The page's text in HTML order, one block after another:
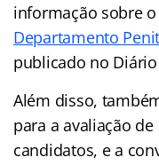
informação sobre
Departamento
publicado no
Além disso,
para a avaliação
candidatos, e a